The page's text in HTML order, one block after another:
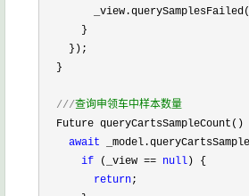
      }
    });
  }
///查询申领车中样本数量
  Future queryCartsSampleCount()
await
if (_view == null ) {
return;